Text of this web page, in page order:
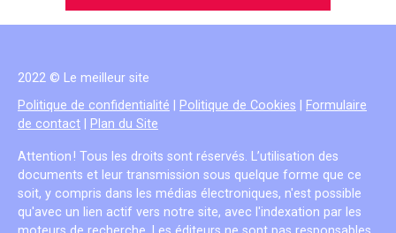
2022 © Le meilleur site
Politique de confidentialité
Politique de Cookies
Formulaire
de contact
Plan du Site
Attention ! Tous les droits sont réservés. L’utilisation des
documents et leur transmission sous quelque forme que ce
soit, y compris dans les médias électroniques, n'est possible
qu'avec un lien actif vers notre site, avec l'indexation par les